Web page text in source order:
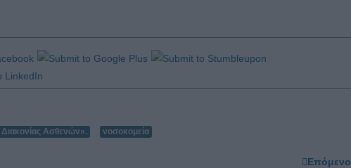
Διακονίας Ασθενών». νοσοκομεία
Επόμενο